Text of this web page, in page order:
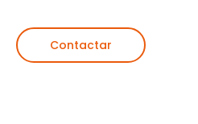
Contactar